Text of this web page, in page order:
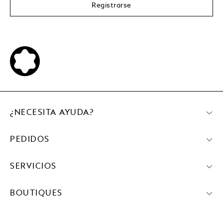
Registrarse
¿NECESITA AYUDA?
PEDIDOS
SERVICIOS
BOUTIQUES